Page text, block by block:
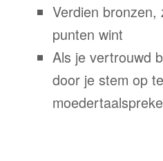
Verdien
punten wint
Als je vertrouwd
door je stem op